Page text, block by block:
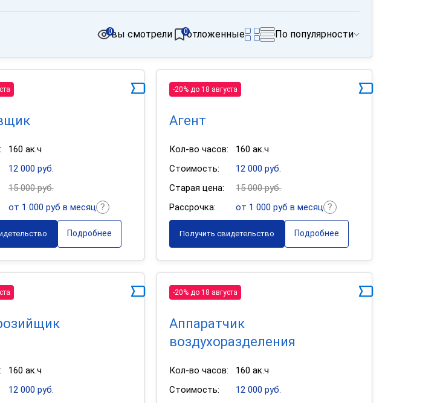
вы смотрели
0 отложенные
0 По популярности
160 ак.ч
12 000 руб.
15 000 руб.
от 1 000 руб в месяц
Подробнее
-20% до 18 августа
Агент
Кол-во часов:
160 ак.ч
Стоимость:
12 000 руб.
Старая цена:
15 000 руб.
Рассрочка:
от 1 000 руб в месяц
Получить свидетельство Подробнее
160 ак.ч
12 000 руб.
-20% до 18 августа
Аппаратчик
воздухоразделения
Кол-во часов:
160 ак.ч
Стоимость:
12 000 руб.